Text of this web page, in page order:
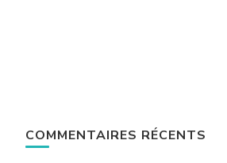
COMMENTAIRES RÉCENTS